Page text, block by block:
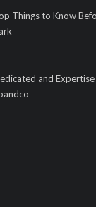
Things to Know
and Expertise